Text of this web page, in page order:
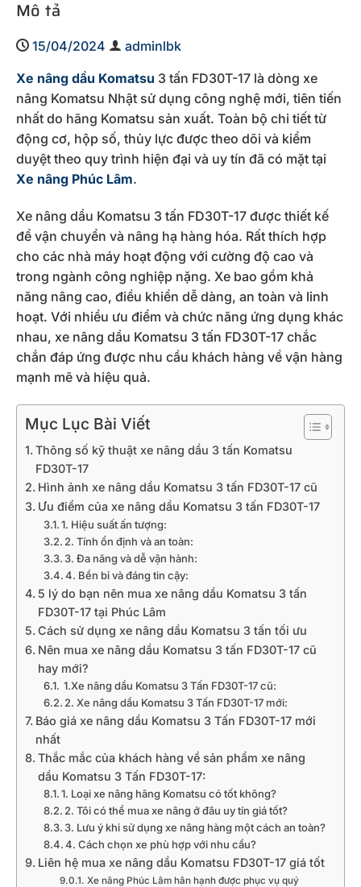
Mô tả
15/04/2024
adminlbk
Xe nâng dầu Komatsu 3 tấn FD30T-17 là dòng xe
nâng Komatsu Nhật sử dụng công nghệ mới, tiên tiến
nhất do hãng Komatsu sản xuất. Toàn bộ chi tiết từ
động cơ, hộp số, thủy lực được theo dõi và kiểm
duyệt theo quy trình hiện đại và uy tín đã có mặt tại
Xe nâng Phúc Lâm.
Xe nâng dầu Komatsu 3 tấn FD30T-17 được thiết kế
để vận chuyển và nâng hạ hàng hóa. Rất thích hợp
cho các nhà máy hoạt động với cường độ cao và
trong ngành công nghiệp nặng. Xe bao gồm khả
năng nâng cao, điều khiển dễ dàng, an toàn và linh
hoạt. Với nhiều ưu điểm và chức năng ứng dụng khác
nhau, xe nâng dầu Komatsu 3 tấn FD30T-17 chắc
chắn đáp ứng được nhu cầu khách hàng về vận hàng
mạnh mẽ và hiệu quả.
Mục Lục Bài Viết
Thông số kỹ thuật xe nâng dầu 3 tấn Komatsu
FD30T-17
Hình ảnh xe nâng dầu Komatsu 3 tấn FD30T-17 cũ
Ưu điểm của xe nâng dầu Komatsu 3 tấn FD30T-17
1. Hiệu suất ấn tượng:
2. Tính ổn định và an toàn:
3. Đa năng và dễ vận hành:
4. Bền bỉ và đáng tin cậy:
5 lý do bạn nên mua xe nâng dầu Komatsu 3 tấn
FD30T-17 tại Phúc Lâm
Cách sử dụng xe nâng dầu Komatsu 3 tấn tối ưu
Nên mua xe nâng dầu Komatsu 3 tấn FD30T-17 cũ
hay mới?
1.Xe nâng dầu Komatsu 3 Tấn FD30T-17 cũ:
2. Xe nâng dầu Komatsu 3 Tấn FD30T-17 mới:
Báo giá xe nâng dầu Komatsu 3 Tấn FD30T-17 mới
nhất
Thắc mắc của khách hàng về sản phẩm xe nâng
dầu Komatsu 3 Tấn FD30T-17:
1. Loại xe nâng hãng Komatsu có tốt không?
2. Tôi có thể mua xe nâng ở đâu uy tín giá tốt?
3. Lưu ý khi sử dụng xe nâng hàng một cách an toàn?
4. Cách chọn xe phù hợp với nhu cầu?
Liên hệ mua xe nâng dầu Komatsu FD30T-17 giá tốt
Xe nâng Phúc Lâm hân hạnh được phục vụ quý